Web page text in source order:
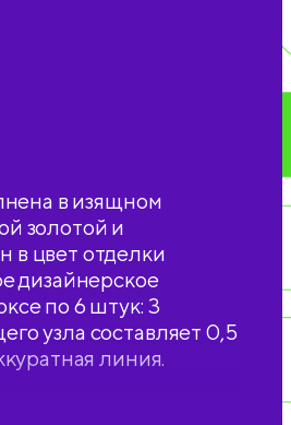
в изящном
золотой и
в цвет отделки
дизайнерское
по 6 штук: 3
узла составляет 0,5
линия.